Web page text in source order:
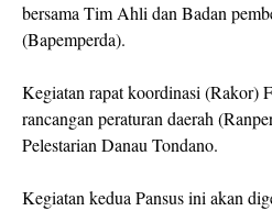
bersama Tim Ahli dan Badan
(Bapemperda).
Kegiatan rapat koordinasi (Rakor)
rancangan peraturan daerah
Pelestarian Danau Tondano.
Kegiatan kedua Pansus ini akan